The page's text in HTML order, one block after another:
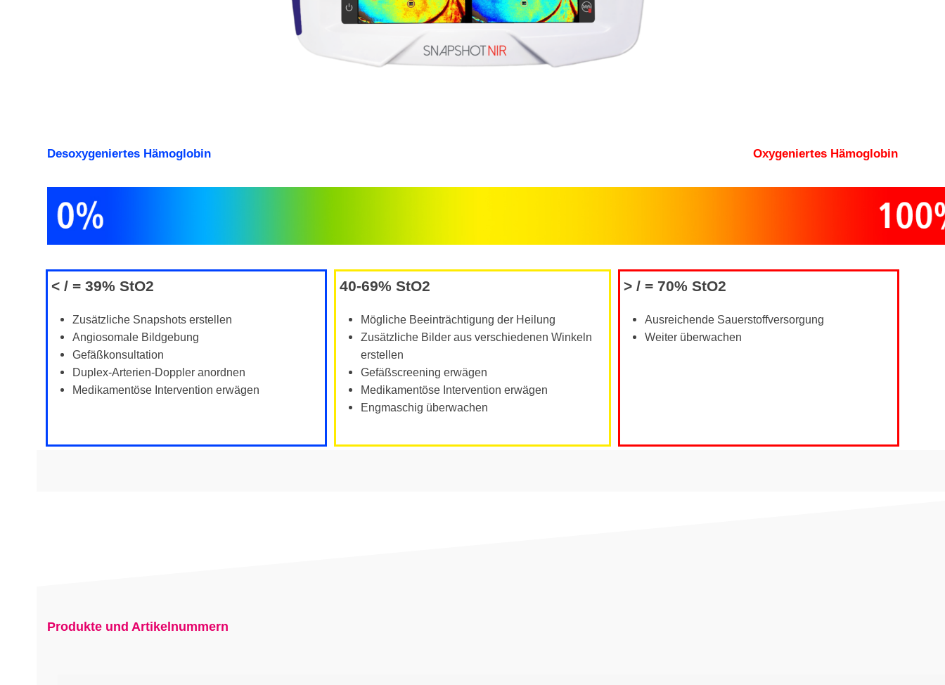
Desoxygeniertes Hämoglobin Oxygeniertes Hämoglobin
< / = 39% StO2
Zusätzliche Snapshots erstellen
Angiosomale Bildgebung
Gefäßkonsultation
Duplex-Arterien-Doppler anordnen
Medikamentöse Intervention erwägen
40-69% StO2
Mögliche Beeinträchtigung der Heilung
Zusätzliche Bilder aus verschiedenen Winkeln
erstellen
Gefäßscreening erwägen
Medikamentöse Intervention erwägen
Engmaschig überwachen
> / = 70% StO2
Ausreichende Sauerstoffversorgung
Weiter überwachen
Produkte und Artikelnummern